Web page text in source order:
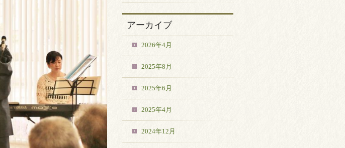
アーカイブ
2026年4月
2025年8月
2025年6月
2025年4月
2024年12月